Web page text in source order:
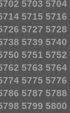
5703 5704
5715 5716
5727 5728
5739 5740
5751 5752
5763 5764
5775 5776
5787 5788
5799 5800